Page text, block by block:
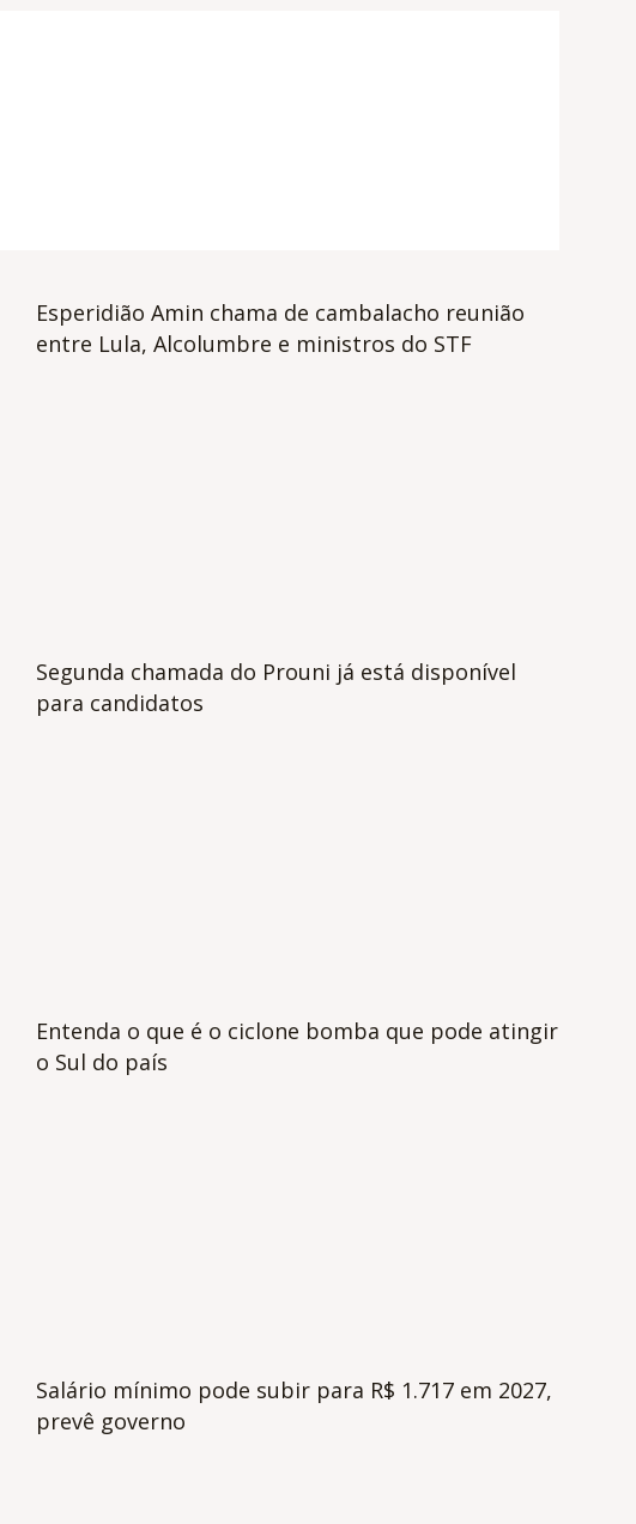
Esperidião Amin chama de cambalacho reunião
entre Lula, Alcolumbre e ministros do STF
Segunda chamada do Prouni já está disponível
para candidatos
Entenda o que é o ciclone bomba que pode atingir
o Sul do país
Salário mínimo pode subir para R$ 1.717 em 2027,
prevê governo